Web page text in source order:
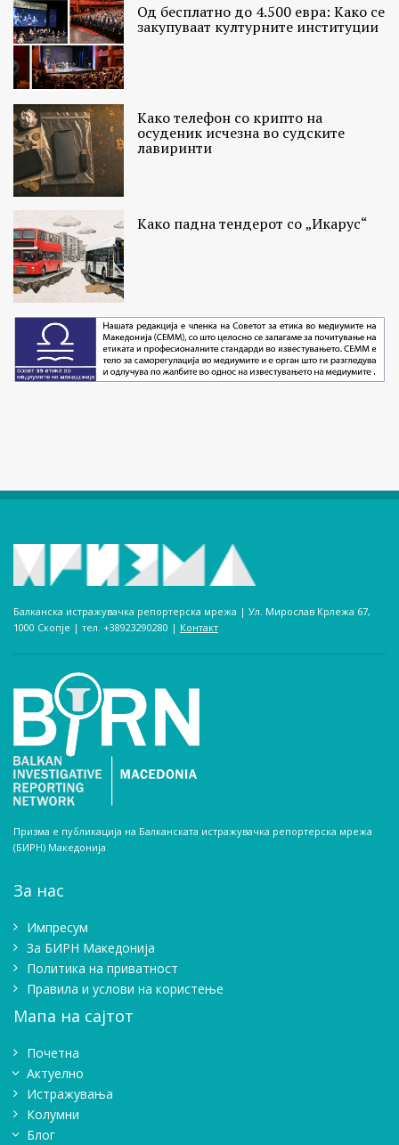
Од бесплатно до 4.500 евра: Како се
закупуваат културните институции
Како телефон со крипто на
осуденик исчезна во судските
лавиринти
Како падна тендерот со „Икарус“
Балканска истражувачка репортерска мрежа | Ул. Мирослав Крлежа 67,
1000 Скопје | тел. +38923290280­ | Контакт
Призма е публикација на Балканската истражувачка репортерска мрежа
(БИРН) Македонија
За нас
Импресум
Зa БИРН Македонија
Политика на приватност
Правила и услови на користење
Мапа на сајтот
Почетна
Актуелно
Истражувањa
Колумни
Блог